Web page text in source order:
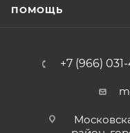
ПОМОЩЬ
+7 (966)